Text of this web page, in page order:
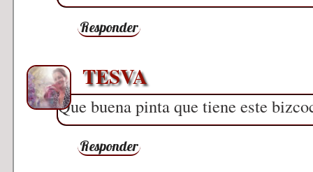
Responder
TESVA
Que buena pinta que tiene este
Responder